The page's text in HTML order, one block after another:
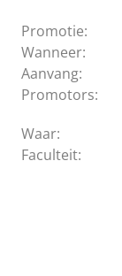
Promotie:
Wanneer:
Aanvang:
Promotors:
Waar:
Faculteit: